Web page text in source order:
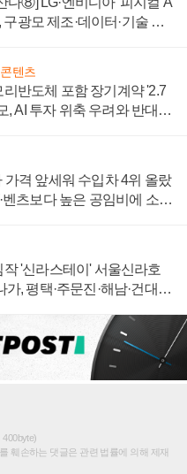
구광모 제조·데이터·기술 결
텐츠
반도체 포함 장기계약 '2.7
, AI 투자 위축 우려와 반대
가격 앞세워 수입차 4위 올랐
벤츠보다 높은 공임비에 소비
'신라스테이' 서울신라호
가, 평택·주문진·해남·건대로
훼손하는 댓글은 관련 법률에 의해 제재